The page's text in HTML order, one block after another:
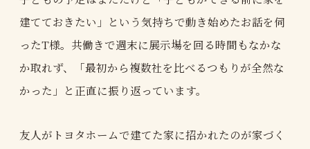
建てておきたい」という気持ちで動き始めたお話を伺
ったT様。共働きで週末に展示場を回る時間もなかな
か取れず、「最初から複数社を比べるつもりが全然な
かった」と正直に振り返っています。
友人がトヨタホームで建てた家に招かれたのが家づく